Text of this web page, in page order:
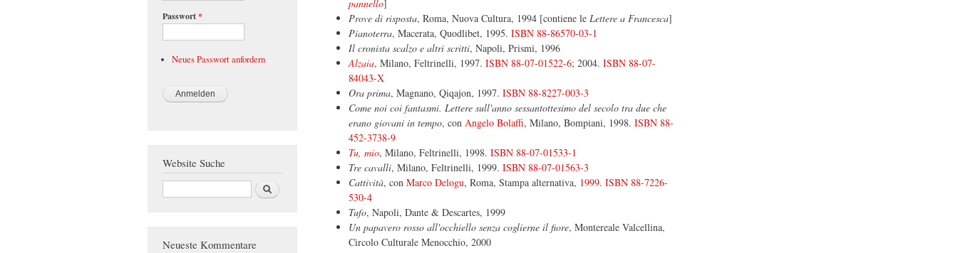
Passwort*
Neues Passwort anfordern
Website Suche
Suche
Neueste Kommentare
pannello]
Prove di risposta, Roma, Nuova Cultura, 1994 [contiene le Lettere a Francesca]
Pianoterra, Macerata, Quodlibet, 1995. ISBN 88-86570-03-1
Il cronista scalzo e altri scritti, Napoli, Prismi, 1996
Alzaia, Milano, Feltrinelli, 1997. ISBN 88-07-01522-6; 2004. ISBN 88-07-
84043-X
Ora prima, Magnano, Qiqajon, 1997. ISBN 88-8227-003-3
Come noi coi fantasmi. Lettere sull'anno sessantottesimo del secolo tra due che
erano giovani in tempo, con Angelo Bolaffi, Milano, Bompiani, 1998. ISBN 88-
452-3738-9
Tu, mio, Milano, Feltrinelli, 1998. ISBN 88-07-01533-1
Tre cavalli, Milano, Feltrinelli, 1999. ISBN 88-07-01563-3
Cattività, con Marco Delogu, Roma, Stampa alternativa, 1999. ISBN 88-7226-
530-4
Tufo, Napoli, Dante & Descartes, 1999
Un papavero rosso all'occhiello senza coglierne il fiore, Montereale Valcellina,
Circolo Culturale Menocchio, 2000